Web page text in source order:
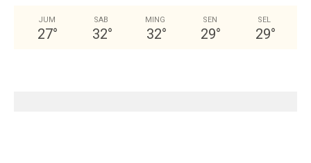
JUM
27°
SAB
32°
MING
32°
SEN
29°
SEL
29°